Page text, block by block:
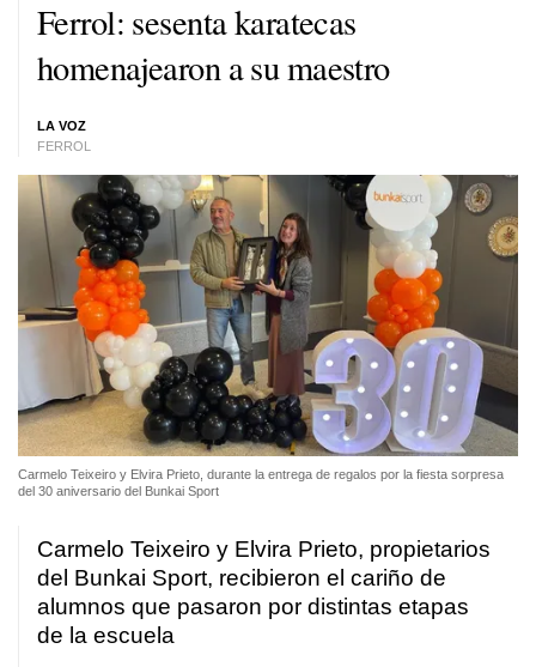
Ferrol: sesenta karatecas
homenajearon a su maestro
LA VOZ
FERROL
Carmelo Teixeiro y Elvira Prieto, durante la entrega de regalos por la fiesta sorpresa
del 30 aniversario del Bunkai Sport
Carmelo Teixeiro y Elvira Prieto, propietarios
del Bunkai Sport, recibieron el cariño de
alumnos que pasaron por distintas etapas
de la escuela